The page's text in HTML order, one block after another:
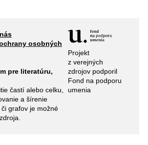
osobných
pre literatúru,
častí alebo celku,
a šírenie
grafov je možné
Projekt
z verejných
zdrojov podporil
Fond na podporu
umenia